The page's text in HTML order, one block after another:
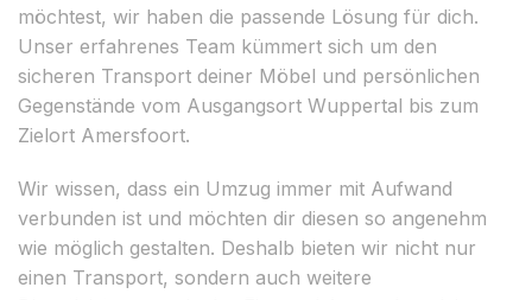
möchtest, wir haben die passende Lösung für dich.
Unser erfahrenes Team kümmert sich um den
sicheren Transport deiner Möbel und persönlichen
Gegenstände vom Ausgangsort Wuppertal bis zum
Zielort Amersfoort.
Wir wissen, dass ein Umzug immer mit Aufwand
verbunden ist und möchten dir diesen so angenehm
wie möglich gestalten. Deshalb bieten wir nicht nur
einen Transport, sondern auch weitere